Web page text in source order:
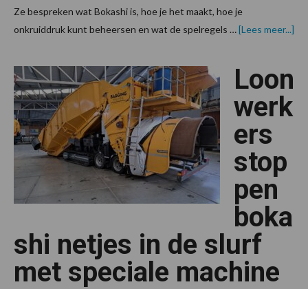
Ze bespreken wat Bokashi is, hoe je het maakt, hoe je
onkruiddruk kunt beheersen en wat de spelregels …[Lees meer...]
Loon
werk
ers
stop
pen
boka
shi netjes in de slurf
met speciale machine